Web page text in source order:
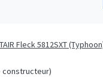
Fleck 5812SXT
constructeur)